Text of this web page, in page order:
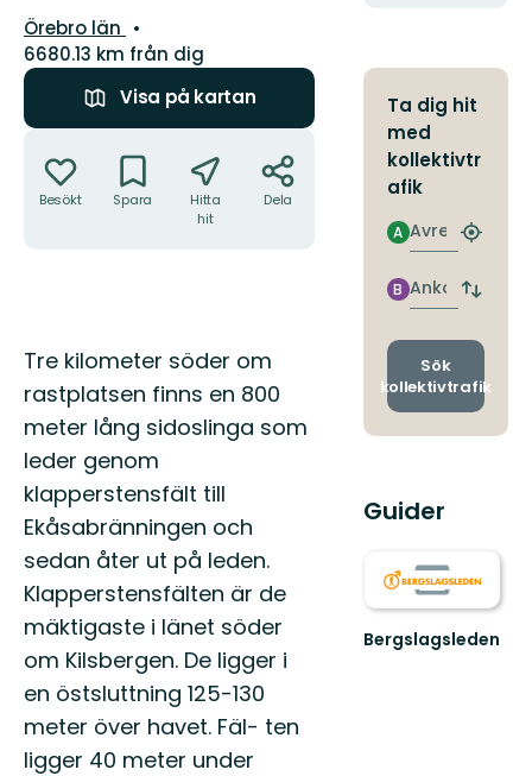
Län:
Örebro län
6680.13 km från dig
Visa på kartan
Besökt Spara
Hitta
hit
Dela
Beskrivning
Tre kilometer söder om
rastplatsen finns en 800
meter lång sidoslinga som
leder genom
klapperstensfält till
Ekåsabränningen och
sedan åter ut på leden.
Klapperstensfälten är de
mäktigaste i länet söder
om Kilsbergen. De ligger i
en östsluttning 125-130
meter över havet. Fäl- ten
ligger 40 meter under
Ta dig hit
med
kollektivtr
afik
Avresa
A
Hitta
Ankomst
B
Byt
och
Sök
kollektivtrafik
Guider
Bergslagsleden